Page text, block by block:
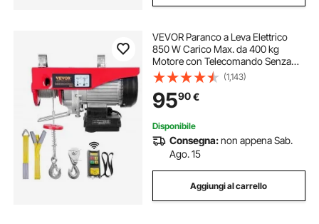
VEVOR Paranco a Leva Elettrico
850 W Carico Max. da 400 kg
Motore con Telecomando Senza
Filo Distanza da 10m, Paranco
Elettrico a Leva per Sollevamento
Carico Velocità 10 m/min Altezza
12m
(1,143)
9590€
Disponibile
Consegna:non appena Sab.
Ago. 15
Aggiungi al carrello